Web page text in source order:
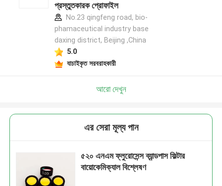
প্রস্তুতকারক প্রোফাইল
No.23 qingfeng road, bio-
phamaceutical industry base
daxing district, Beijing ,China
5.0
যাচাইকৃত সরবরাহকারী
আরো দেখুন
এর সেরা মূল্য পান
৫২০ এনএম ফ্লুরোসেন্স ব্যান্ডপাস ফিল্টার
বায়োকেমিক্যাল বিশ্লেষণ